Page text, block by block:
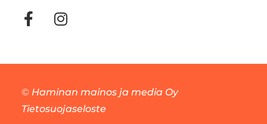
© Haminan mainos ja media Oy
Tietosuojaseloste